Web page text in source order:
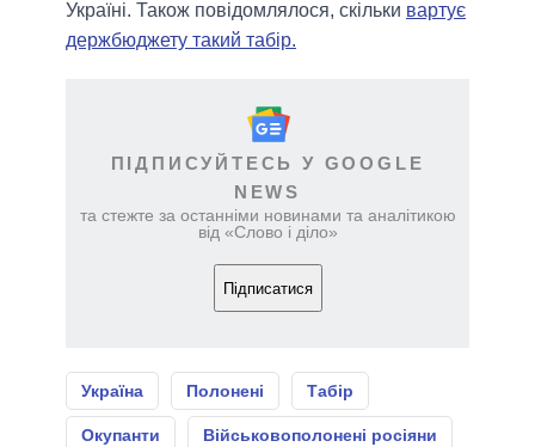
Україні. Також повідомлялося, скільки вартує
держбюджету такий табір.
ПІДПИСУЙТЕСЬ У GOOGLE
NEWS
та стежте за останніми новинами та аналітикою
від «Слово і діло»
Підписатися
Україна Полонені Табір
Окупанти Військовополонені росіяни